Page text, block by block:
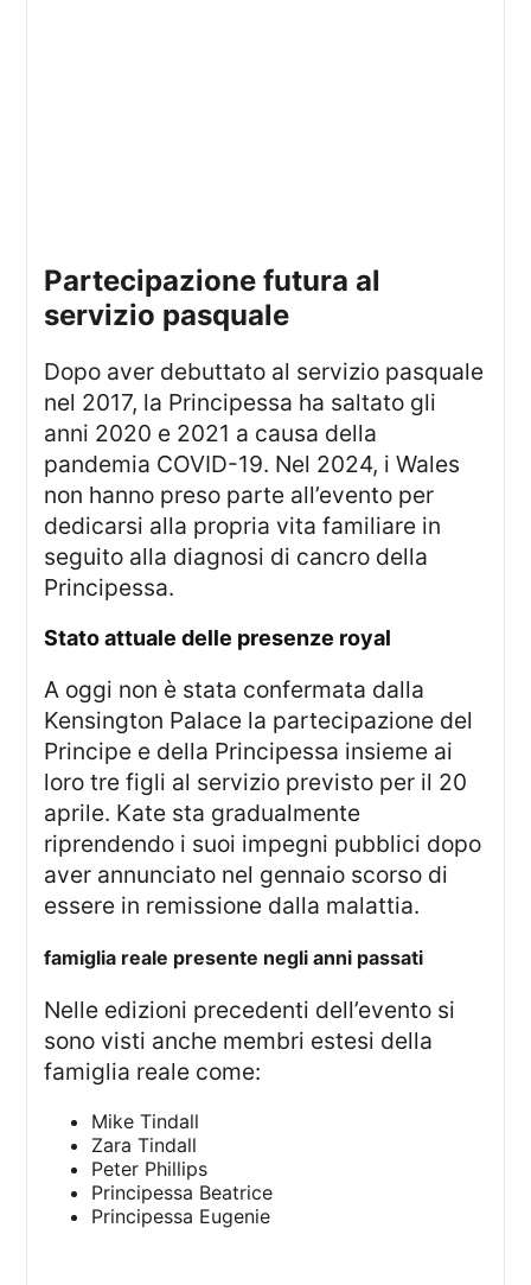
partecipazione futura al
servizio pasquale
Dopo aver debuttato al servizio pasquale
nel 2017, la Principessa ha saltato gli
anni 2020 e 2021 a causa della
pandemia COVID-19. Nel 2024, i Wales
non hanno preso parte all’evento per
dedicarsi alla propria vita familiare in
seguito alla diagnosi di cancro della
Principessa.
stato attuale delle presenze royal
A oggi non è stata confermata dalla
Kensington Palace la partecipazione del
Principe e della Principessa insieme ai
loro tre figli al servizio previsto per il 20
aprile. Kate sta gradualmente
riprendendo i suoi impegni pubblici dopo
aver annunciato nel gennaio scorso di
essere in remissione dalla malattia.
famiglia reale presente negli anni passati
Nelle edizioni precedenti dell’evento si
sono visti anche membri estesi della
famiglia reale come:
Mike Tindall
Zara Tindall
Peter Phillips
Principessa Beatrice
Principessa Eugenie